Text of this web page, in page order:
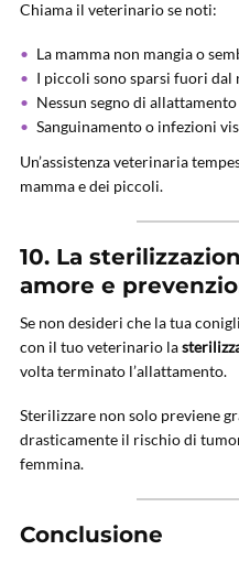
Chiama il veterinario se noti:
La mamma non mangia o
I piccoli sono sparsi fuori dal
Nessun segno di
Sanguinamento o infezioni
Un’assistenza veterinaria
mamma e dei piccoli.
10. La
amore e
Se non desideri che la tua
con il tuo veterinario la
volta terminato l’allattamento.
Sterilizzare non solo previene
drasticamente il rischio di
femmina.
Conclusione